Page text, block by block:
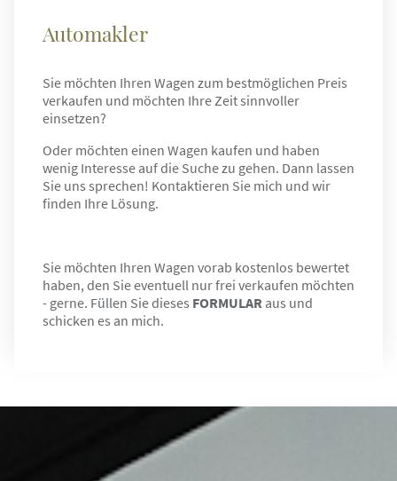
Automakler
Sie möchten Ihren Wagen zum bestmöglichen Preis
verkaufen und möchten Ihre Zeit sinnvoller
einsetzen?
Oder möchten einen Wagen kaufen und haben
wenig Interesse auf die Suche zu gehen. Dann lassen
Sie uns sprechen! Kontaktieren Sie mich und wir
finden Ihre Lösung.
Sie möchten Ihren Wagen vorab kostenlos bewertet
haben, den Sie eventuell nur frei verkaufen möchten
- gerne. Füllen Sie dieses FORMULAR aus und
schicken es an mich.